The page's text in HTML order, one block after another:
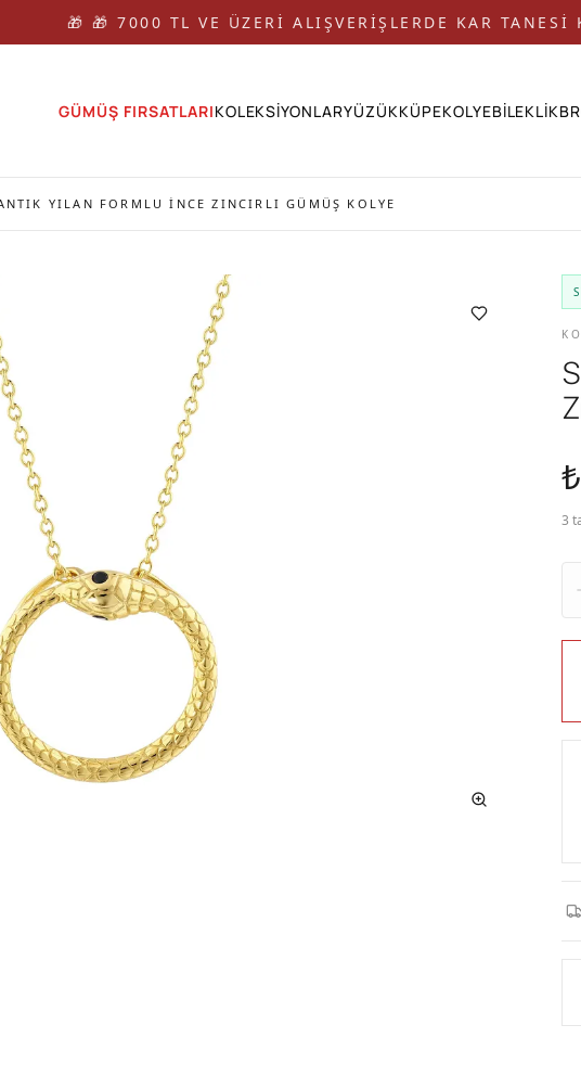
🎁 🎁 7000 TL VE ÜZERİ ALIŞVERİŞLERDE KAR TANESİ
GÜMÜŞ FIRSATLARIKOLEKSİYONLARYÜZÜKKÜPEKOLYEBİLEKLİK
YILAN FORMLU İNCE ZINCIRLI GÜMÜŞ KOLYE
3